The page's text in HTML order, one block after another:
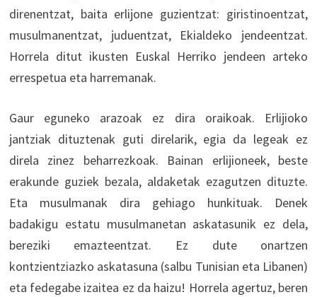
direnentzat, baita erlijone guzientzat: giristinoentzat,
musulmanentzat, juduentzat, Ekialdeko jendeentzat.
Horrela ditut ikusten Euskal Herriko jendeen arteko
errespetua eta harremanak.
Gaur eguneko arazoak ez dira oraikoak. Erlijioko
jantziak dituztenak guti direlarik, egia da legeak ez
direla zinez beharrezkoak. Bainan erlijioneek, beste
erakunde guziek bezala, aldaketak ezagutzen dituzte.
Eta musulmanak dira gehiago hunkituak. Denek
badakigu estatu musulmanetan askatasunik ez dela,
bereziki emazteentzat. Ez dute onartzen
kontzientziazko askatasuna (salbu Tunisian eta Libanen)
eta fedegabe izaitea ez da haizu! Horrela agertuz, beren